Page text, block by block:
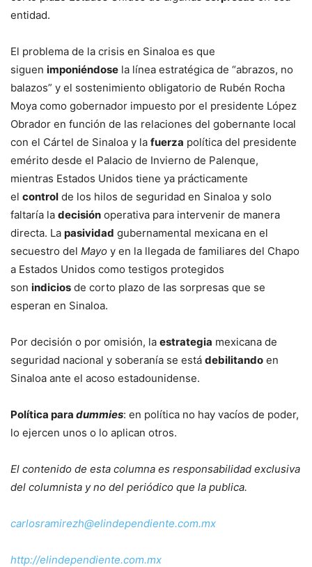
entidad.
El problema de la crisis en Sinaloa es que
siguen imponiéndose la línea estratégica de “abrazos, no
balazos” y el sostenimiento obligatorio de Rubén Rocha
Moya como gobernador impuesto por el presidente López
Obrador en función de las relaciones del gobernante local
con el Cártel de Sinaloa y la fuerza política del presidente
emérito desde el Palacio de Invierno de Palenque,
mientras Estados Unidos tiene ya prácticamente
el control de los hilos de seguridad en Sinaloa y solo
faltaría la decisión operativa para intervenir de manera
directa. La pasividad gubernamental mexicana en el
secuestro del Mayo y en la llegada de familiares del Chapo
a Estados Unidos como testigos protegidos
son indicios de corto plazo de las sorpresas que se
esperan en Sinaloa.
Por decisión o por omisión, la estrategia mexicana de
seguridad nacional y soberanía se está debilitando en
Sinaloa ante el acoso estadounidense.
Política para dummies: en política no hay vacíos de poder,
lo ejercen unos o lo aplican otros.
El contenido de esta columna es responsabilidad exclusiva
del columnista y no del periódico que la publica.
carlosramirezh@elindependiente.com.mx
http://elindependiente.com.mx